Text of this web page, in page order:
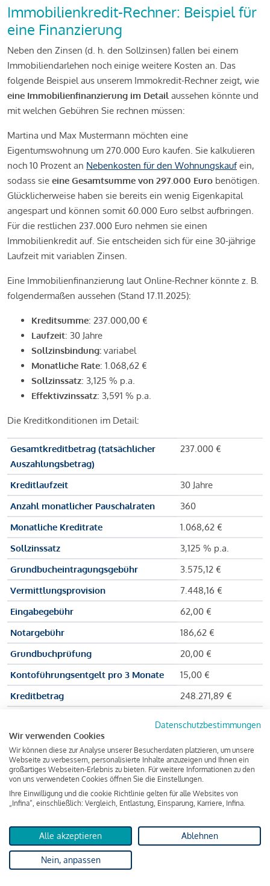
Immobilienkredit-Rechner: Beispiel für
eine Finanzierung
Neben den Zinsen (d. h. den Sollzinsen) fallen bei einem
Immobiliendarlehen noch einige weitere Kosten an. Das
folgende Beispiel aus unserem Immokredit-Rechner zeigt, wie
eine Immobilienfinanzierung im Detail aussehen könnte und
mit welchen Gebühren Sie rechnen müssen:
Martina und Max Mustermann möchten eine
Eigentumswohnung um 270.000 Euro kaufen. Sie kalkulieren
noch 10 Prozent an Nebenkosten für den Wohnungskaufein,
sodass sie eine Gesamtsumme von 297.000 Euro benötigen.
Glücklicherweise haben sie bereits ein wenig Eigenkapital
angespart und können somit 60.000 Euro selbst aufbringen.
Für die restlichen 237.000 Euro nehmen sie einen
Immobilienkredit auf. Sie entscheiden sich für eine 30-jährige
Laufzeit mit variablen Zinsen.
Eine Immobilienfinanzierung laut Online-Rechner könnte z. B.
folgendermaßen aussehen (Stand 17.11.2025):
Kreditsumme: 237.000,00 €
Laufzeit: 30 Jahre
Sollzinsbindung: variabel
Monatliche Rate: 1.068,62 €
Sollzinssatz: 3,125 % p.a.
Effektivzinssatz: 3,591 % p.a.
Die Kreditkonditionen im Detail:
Gesamtkreditbetrag (tatsächlicher
Auszahlungsbetrag)
237.000 €
Kreditlaufzeit
30 Jahre
Anzahl monatlicher Pauschalraten
360
Monatliche Kreditrate
1.068,62 €
Sollzinssatz
3,125 % p.a.
Grundbucheintragungsgebühr
3.575,12 €
Vermittlungsprovision
7.448,16 €
Eingabegebühr
62,00 €
Notargebühr
186,62 €
Grundbuchprüfung
20,00 €
Kontoführungsentgelt pro 3 Monate
15,00 €
Kreditbetrag
248.271,89 €
Zu zahlender Gesamtbetrag
Kreditvermittler
INFINA Credit
Broker GmbH
von 237.000 Euro ausgezahlt, um die Wohnung zu kaufen.
Darüber hinaus fallen aber noch einige Gebühren an (z. B. die
Grundbucheintragungsgebühr), sodass die Bank den
Datenschutzbestimmungen
Wir verwenden Cookies
Wir können diese zur Analyse unserer Besucherdaten platzieren, um unsere
Webseite zu verbessern, personalisierte Inhalte anzuzeigen und Ihnen ein
großartiges Webseiten-Erlebnis zu bieten. Für weitere Informationen zu den
von uns verwendeten Cookies öffnen Sie die Einstellungen.
Ihre Einwilligung und die cookie Richtlinie gelten für alle Websites von
„Infina“, einschließlich: Vergleich, Entlastung, Einsparung, Karriere, Infina.
Alle akzeptieren Ablehnen
Nein, anpassen